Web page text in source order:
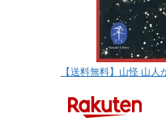
【送料無料】山怪 山